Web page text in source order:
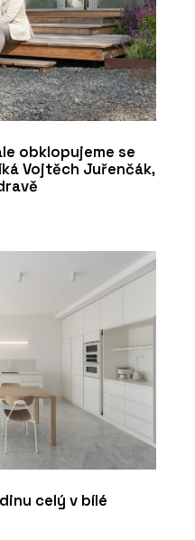
obklopujeme se
Vojtěch Juřenčák,
celý v bílé